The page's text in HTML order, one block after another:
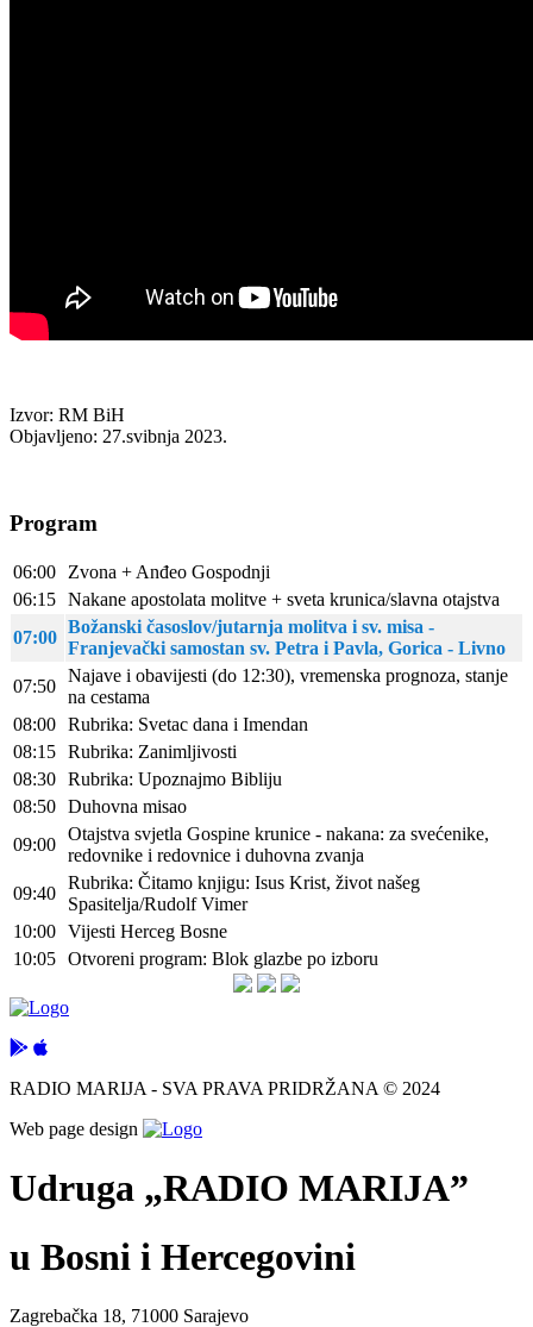
Izvor: RM BiH
Objavljeno: 27.svibnja 2023.
Program
06:00
Zvona + Anđeo Gospodnji
06:15 Nakane apostolata molitve + sveta krunica/slavna otajstva
07:00
Božanski časoslov/jutarnja molitva i sv. misa -
Franjevački samostan sv. Petra i Pavla, Gorica - Livno
07:50
Najave i obavijesti (do 12:30), vremenska prognoza, stanje
na cestama
08:00 Rubrika: Svetac dana i Imendan
08:15 Rubrika: Zanimljivosti
08:30 Rubrika: Upoznajmo Bibliju
08:50 Duhovna misao
09:00
Otajstva svjetla Gospine krunice - nakana: za svećenike,
redovnike i redovnice i duhovna zvanja
09:40
Rubrika: Čitamo knjigu: Isus Krist, život našeg
Spasitelja/Rudolf Vimer
10:00 Vijesti Herceg Bosne
10:05 Otvoreni program: Blok glazbe po izboru
RADIO MARIJA - SVA PRAVA PRIDRŽANA © 2024
Web page design
Udruga „RADIO MARIJA”
u Bosni i Hercegovini
Zagrebačka 18, 71000 Sarajevo